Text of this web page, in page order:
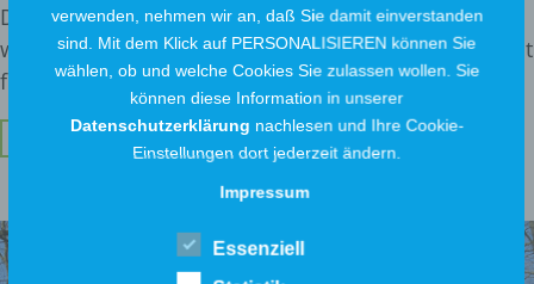
Die Ausbildung ist für uns als Stadtwerke ein
wichtiges Thema. Gut ausgebildetes Fachpersonal ist
für
Weiterlesen ...
verwenden, nehmen wir an, daß Sie damit einverstanden
sind. Mit dem Klick auf PERSONALISIEREN können Sie
wählen, ob und welche Cookies Sie zulassen wollen. Sie
können diese Information in unserer
Datenschutzerklärung nachlesen und Ihre Cookie-
Einstellungen dort jederzeit ändern.
Impressum
Essenziell